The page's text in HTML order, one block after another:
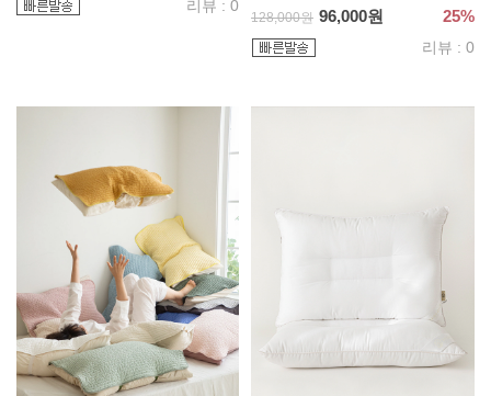
리뷰 : 0
128,000원 96,000원 25%
리뷰 : 0